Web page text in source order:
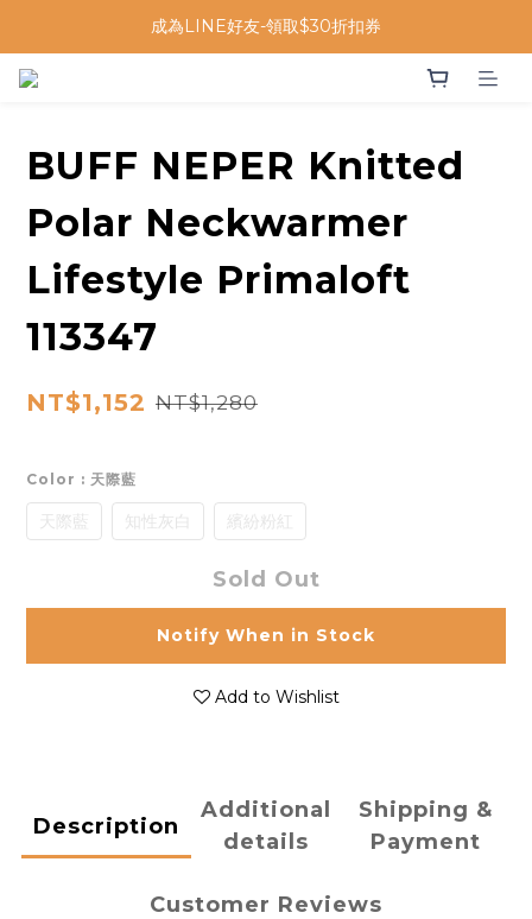
成為LINE好友-領取$30折扣券
BUFF NEPER Knitted
Polar Neckwarmer
Lifestyle Primaloft
113347
NT$1,152 NT$1,280
Color : 天際藍
天際藍 知性灰白 繽紛粉紅
Sold Out
Notify When in Stock
Add to Wishlist
Description
Additional
details
Shipping &
Payment
Customer Reviews